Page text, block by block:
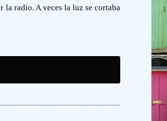
la radio. A veces la luz se cortaba